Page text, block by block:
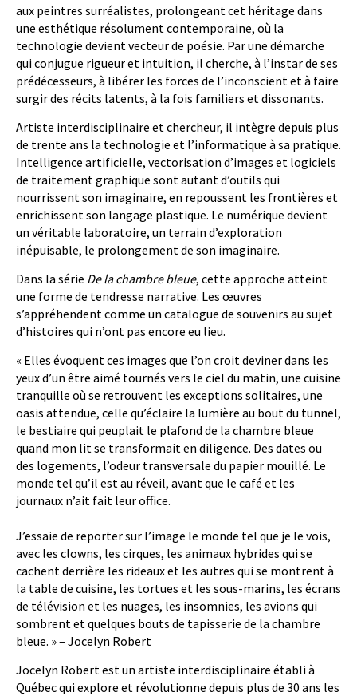
aux peintres surréalistes, prolongeant cet héritage dans
une esthétique résolument contemporaine, où la
technologie devient vecteur de poésie. Par une démarche
qui conjugue rigueur et intuition, il cherche, à l’instar de ses
prédécesseurs, à libérer les forces de l’inconscient et à faire
surgir des récits latents, à la fois familiers et dissonants.
Artiste interdisciplinaire et chercheur, il intègre depuis plus
de trente ans la technologie et l’informatique à sa pratique.
Intelligence artificielle, vectorisation d’images et logiciels
de traitement graphique sont autant d’outils qui
nourrissent son imaginaire, en repoussent les frontières et
enrichissent son langage plastique. Le numérique devient
un véritable laboratoire, un terrain d’exploration
inépuisable, le prolongement de son imaginaire.
Dans la série De la chambre bleue, cette approche atteint
une forme de tendresse narrative. Les œuvres
s’appréhendent comme un catalogue de souvenirs au sujet
d’histoires qui n’ont pas encore eu lieu.
« Elles évoquent ces images que l’on croit deviner dans les
yeux d’un être aimé tournés vers le ciel du matin, une cuisine
tranquille où se retrouvent les exceptions solitaires, une
oasis attendue, celle qu’éclaire la lumière au bout du tunnel,
le bestiaire qui peuplait le plafond de la chambre bleue
quand mon lit se transformait en diligence. Des dates ou
des logements, l’odeur transversale du papier mouillé. Le
monde tel qu’il est au réveil, avant que le café et les
journaux n’ait fait leur office.
J’essaie de reporter sur l’image le monde tel que je le vois,
avec les clowns, les cirques, les animaux hybrides qui se
cachent derrière les rideaux et les autres qui se montrent à
la table de cuisine, les tortues et les sous-marins, les écrans
de télévision et les nuages, les insomnies, les avions qui
sombrent et quelques bouts de tapisserie de la chambre
bleue. » – Jocelyn Robert
Jocelyn Robert est un artiste interdisciplinaire établi à
Québec qui explore et révolutionne depuis plus de 30 ans les